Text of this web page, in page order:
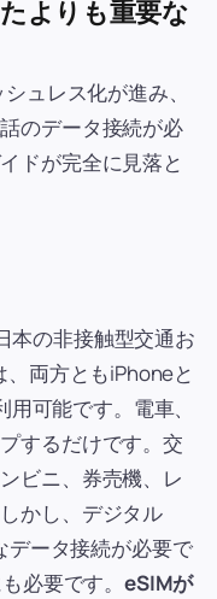
よりも重要な
ュレス化が進み、
のデータ接続が必
ドが完全に見落と
本の非接触型交通お
両方ともiPhoneと
可能です。電車、
するだけです。交
ビニ、券売機、レ
かし、デジタル
データ接続が必要で
必要です。eSIMが